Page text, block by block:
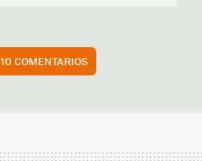
10 COMENTARIOS